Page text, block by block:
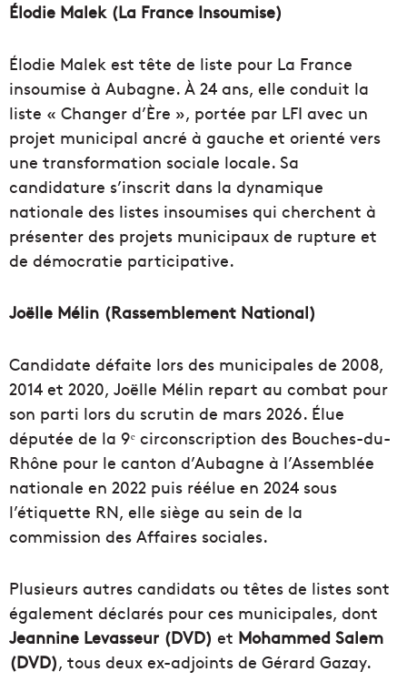
Élodie Malek (La France Insoumise)
Élodie Malek est tête de liste pour La France
insoumise à Aubagne. À 24 ans, elle conduit la
liste « Changer d’Ère », portée par LFI avec un
projet municipal ancré à gauche et orienté vers
une transformation sociale locale. Sa
candidature s’inscrit dans la dynamique
nationale des listes insoumises qui cherchent à
présenter des projets municipaux de rupture et
de démocratie participative.
Joëlle Mélin (Rassemblement National)
Candidate défaite lors des municipales de 2008,
2014 et 2020, Joëlle Mélin repart au combat pour
son parti lors du scrutin de mars 2026. Élue
députée de la 9ᵉ circonscription des Bouches-du-
Rhône pour le canton d’Aubagne à l’Assemblée
nationale en 2022 puis réélue en 2024 sous
l’étiquette RN, elle siège au sein de la
commission des Affaires sociales.
Plusieurs autres candidats ou têtes de listes sont
également déclarés pour ces municipales, dont
Jeannine Levasseur (DVD) et Mohammed Salem
(DVD), tous deux ex-adjoints de Gérard Gazay.